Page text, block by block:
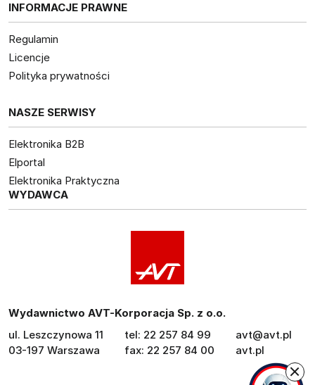
INFORMACJE PRAWNE
Regulamin
Licencje
Polityka prywatności
NASZE SERWISY
Elektronika B2B
Elportal
Elektronika Praktyczna
WYDAWCA
Wydawnictwo AVT-Korporacja Sp. z o.o.
ul. Leszczynowa 11
03-197 Warszawa
tel: 22 257 84 99
fax: 22 257 84 00
avt@avt.pl
avt.pl